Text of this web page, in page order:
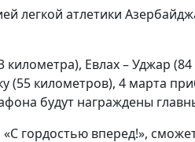
легкой атлетики
Евлах – Уджар
(55 километров), 4 марта
будут награждены
гордостью вперед!»,